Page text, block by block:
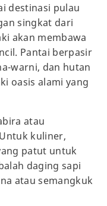
destinasi pulau
singkat dari
akan membawa
Pantai berpasir
warni, dan hutan
oasis alami yang
atau
kuliner,
patut untuk
daging sapi
atau semangkuk